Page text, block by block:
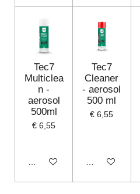
Tec7
Multiclea
n -
aerosol
500ml
€ 6,55
In winkelwagen
Tec7
Cleaner
- aerosol
500 ml
€ 6,55
In winkelwagen